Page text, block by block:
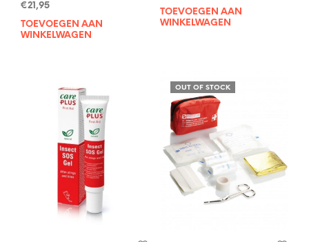
€21,95
TOEVOEGEN AAN
WINKELWAGEN
prijs
was:
prijs
TOEVOEGEN AAN
WINKELWAGEN
OUT OF STOCK